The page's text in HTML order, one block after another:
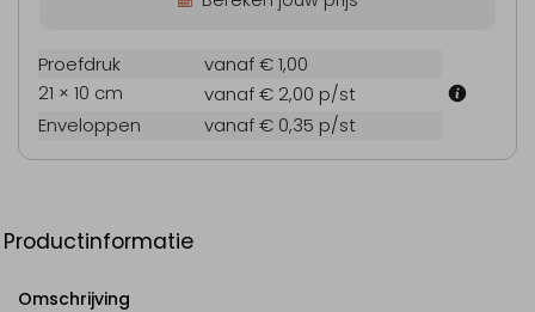
Proefdruk
vanaf € 1,00
21 × 10 cm
vanaf € 2,00 p/st
Enveloppen
vanaf € 0,35 p/st
Productinformatie
Omschrijving